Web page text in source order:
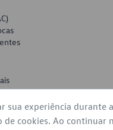
sua experiência durante
de cookies. Ao continuar